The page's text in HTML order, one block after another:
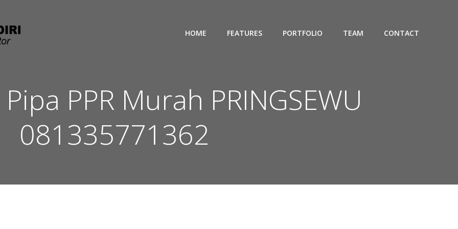
HOME FEATURES PORTFOLIO TEAM CONTACT
PPR Murah PRINGSEWU
081335771362